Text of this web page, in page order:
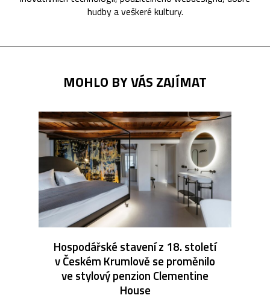
hudby a veškeré kultury.
MOHLO BY VÁS ZAJÍMAT
Hospodářské stavení z 18. století
v Českém Krumlově se proměnilo
ve stylový penzion Clementine
House